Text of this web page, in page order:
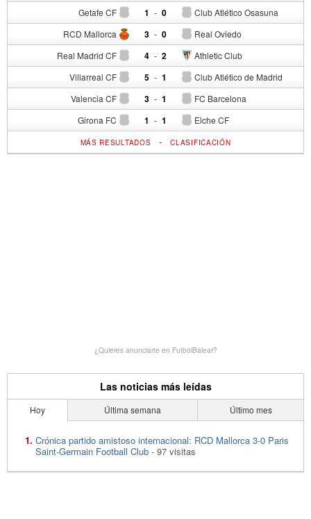
Getafe CF 1 - Club Atlético Osasuna
0
RCD Mallorca 3 - Real Oviedo
0
Real Madrid CF 4 - Athletic Club
2
Villarreal CF 5 - Club Atlético de Madrid
1
Valencia CF 3 - FC Barcelona
1
Girona FC 1 - Elche CF
1
MÁS RESULTADOS -CLASIFICACIÓN
¿Quieres anunciarte en FutbolBalear?
Las noticias más leídas
Hoy Última semana Último mes
Crónica partido amistoso internacional: RCD Mallorca 3-0 Paris
Saint-Germain Football Club - 97 visitas